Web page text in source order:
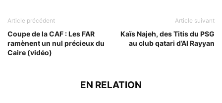
Article précédent
Coupe de la CAF : Les FAR
ramènent un nul précieux du
Caire (vidéo)
Article suivant
Kaïs Najeh, des Titis du PSG
au club qatari d’Al Rayyan
EN RELATION